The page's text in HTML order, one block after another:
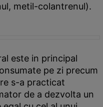
metil-colantrenul).
este in principal
pe zi precum
s-a practicat
de a dezvolta un